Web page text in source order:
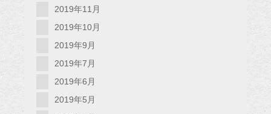
2019年11月
2019年10月
2019年9月
2019年7月
2019年6月
2019年5月